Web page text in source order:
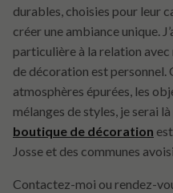
durables, choisies pour leur
créer une ambiance unique.
particulière à la relation
de décoration est personnel.
atmosphères épurées, les
mélanges de styles, je serai
boutique de décoration
Josse et des communes
Contactez-moi ou rendez-